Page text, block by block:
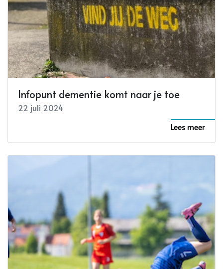
Infopunt dementie komt naar je toe
22 juli 2024
Lees meer